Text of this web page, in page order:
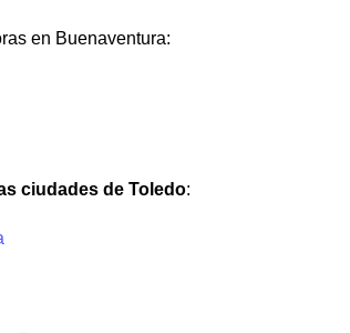
en Buenaventura:
ciudades de Toledo: